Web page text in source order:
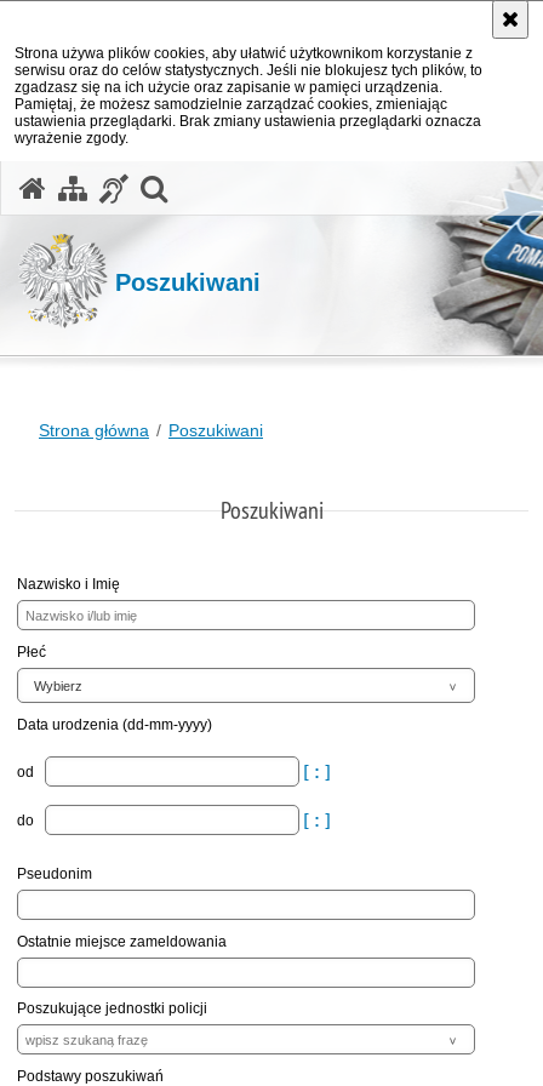
Strona używa plików cookies, aby ułatwić użytkownikom korzystanie z
serwisu oraz do celów statystycznych. Jeśli nie blokujesz tych plików, to
zgadzasz się na ich użycie oraz zapisanie w pamięci urządzenia.
Pamiętaj, że możesz samodzielnie zarządzać cookies, zmieniając
ustawienia przeglądarki. Brak zmiany ustawienia przeglądarki oznacza
wyrażenie zgody.
Poszukiwani
Strona główna Poszukiwani
Poszukiwani
Nazwisko i Imię
Płeć
Data urodzenia (dd-mm-yyyy)
od
do
Pseudonim
Ostatnie miejsce zameldowania
Poszukujące jednostki policji
Podstawy poszukiwań